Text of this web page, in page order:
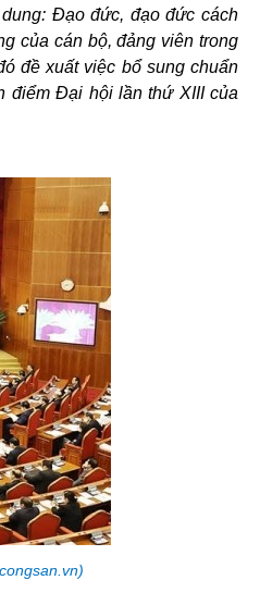
Đạo đức, đạo đức cách
của cán bộ, đảng viên trong
đề xuất việc bổ sung chuẩn
điểm Đại hội lần thứ XIII của